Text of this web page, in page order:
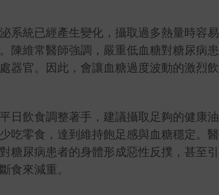
系統已經產生變化，攝取過多熱量時容
陳維常醫師強調，嚴重低血糖對糖尿病
器官。因此，會讓血糖過度波動的激烈飲
日飲食調整著手，建議攝取足夠的健康
吃零食，達到維持飽足感與血糖穩定。醫
糖尿病患者的身體形成惡性反撲，甚至引
食來減重。